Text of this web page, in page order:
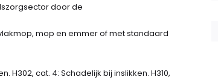
door de
mop en emmer of met standaard
H302, cat. 4: Schadelijk bij inslikken. H310,